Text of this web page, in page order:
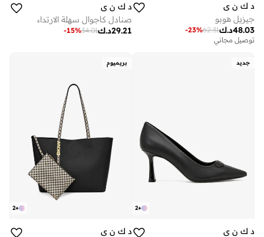
د ك ن ي
جيزيل هوبو
د.ك48.03
62.31
-23%
توصيل مجاني
د ك ن ي
صنادل كاجوال سهلة الارتداء
د.ك29.21
34.01
-15%
جديد
+
2
د ك ن ي
بريميوم
+
2
د ك ن ي